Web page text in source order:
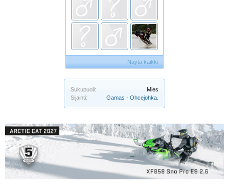
Näytä kaikki
Sukupuoli:
Mies
Sijainti:
Gamas - Ohcejohka.